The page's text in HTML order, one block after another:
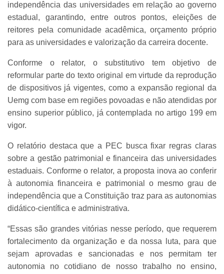
independência das universidades em relação ao governo
estadual, garantindo, entre outros pontos, eleições de
reitores pela comunidade acadêmica, orçamento próprio
para as universidades e valorização da carreira docente.
Conforme o relator, o substitutivo tem objetivo de
reformular parte do texto original em virtude da reprodução
de dispositivos já vigentes, como a expansão regional da
Uemg com base em regiões povoadas e não atendidas por
ensino superior público, já contemplada no artigo 199 em
vigor.
O relatório destaca que a PEC busca fixar regras claras
sobre a gestão patrimonial e financeira das universidades
estaduais. Conforme o relator, a proposta inova ao conferir
à autonomia financeira e patrimonial o mesmo grau de
independência que a Constituição traz para as autonomias
didático-científica e administrativa.
“Essas são grandes vitórias nesse período, que requerem
fortalecimento da organização e da nossa luta, para que
sejam aprovadas e sancionadas e nos permitam ter
autonomia no cotidiano de nosso trabalho no ensino,